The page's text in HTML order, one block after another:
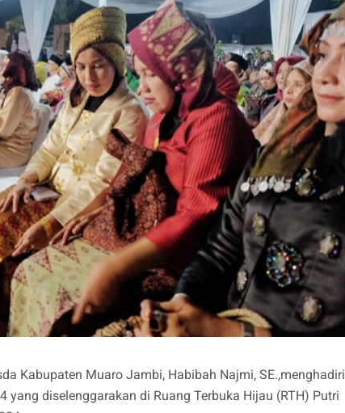
Kabupaten Muaro Jambi, Habibah Najmi, SE.,menghadiri
diselenggarakan di Ruang Terbuka Hijau (RTH) Putri